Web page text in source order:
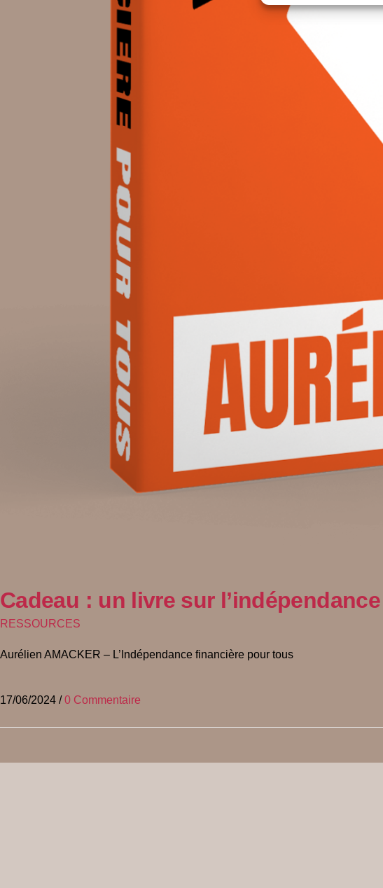
Cadeau : un livre sur
RESSOURCES
Aurélien AMACKER – L’Indépendance financière pour tous
17/06/2024 / 0 Commentaire